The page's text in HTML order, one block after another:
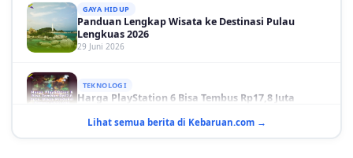
Panduan Lengkap Wisata ke Destinasi Pulau
Lengkuas 2026
29 Juni 2026
Harga PlayStation 6 Bisa Tembus Rp17,8 Juta
29 Juni 2026
Lihat semua berita di Kebaruan.com →